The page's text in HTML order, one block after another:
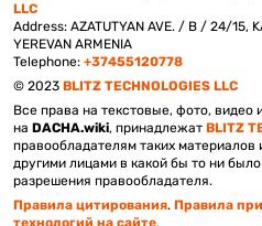
LLC
Address: AZATUTYAN AVE. / B / 24/15,
YEREVAN ARMENIA
Telephone: +37455120778
© 2023 BLITZ TECHNOLOGIES LLC
Все права на текстовые, фото,
на DACHA.wiki, принадлежат BLITZ
правообладателям таких
другими лицами в какой бы то ни
разрешения правообладателя.
Правила цитирования. Правила
технологий на сайте.